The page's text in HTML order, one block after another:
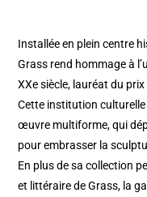
Installée en plein centre
Grass rend hommage à
XXe siècle, lauréat du
Cette institution culturelle
œuvre multiforme, qui
pour embrasser la
En plus de sa collection
et littéraire de Grass, la